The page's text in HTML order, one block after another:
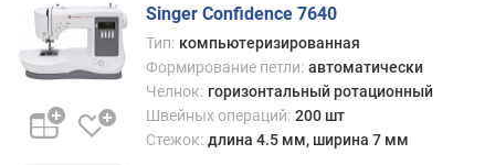
ы
в
а
м
п
Singer Confidence 7640
Тип: компьютеризированная
Формирование петли: автоматически
Челнок: горизонтальный ротационный
Швейных операций: 200 шт
Стежок: длина 4.5 мм, ширина 7 мм